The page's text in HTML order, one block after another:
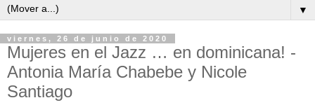
▼
viernes, 26 de junio de 2020
Mujeres en el Jazz … en dominicana! -
Antonia María Chabebe y Nicole
Santiago